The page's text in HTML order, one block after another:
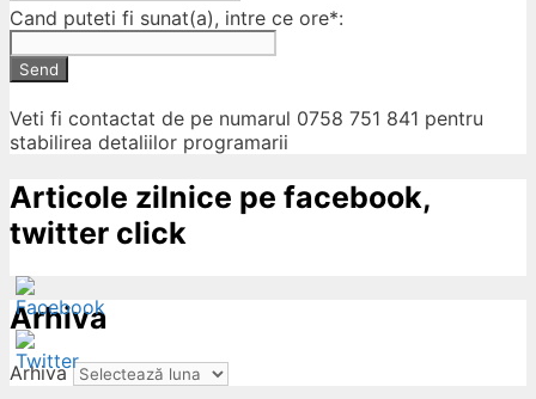
Cand puteti fi sunat(a), intre ce ore*:
Send
Veti fi contactat de pe numarul 0758 751 841 pentru
stabilirea detaliilor programarii
Articole zilnice pe facebook,
twitter click
Arhiva
Arhiva